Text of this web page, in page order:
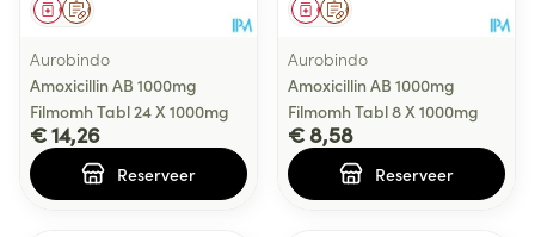
Op voorschrift
Geneesmiddel
Aurobindo
Amoxicillin AB 1000mg
Filmomh Tabl 24 X 1000mg
€ 14,26
Reserveer
Op voorschrift
Geneesmiddel
Aurobindo
Amoxicillin AB 1000mg
Filmomh Tabl 8 X 1000mg
€ 8,58
Reserveer